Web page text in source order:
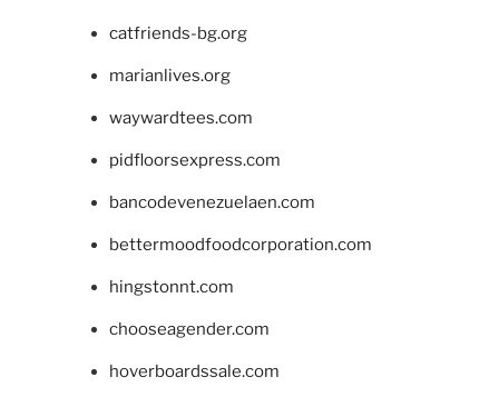
catfriends-bg.org
marianlives.org
waywardtees.com
pidfloorsexpress.com
bancodevenezuelaen.com
bettermoodfoodcorporation.com
hingstonnt.com
chooseagender.com
hoverboardssale.com